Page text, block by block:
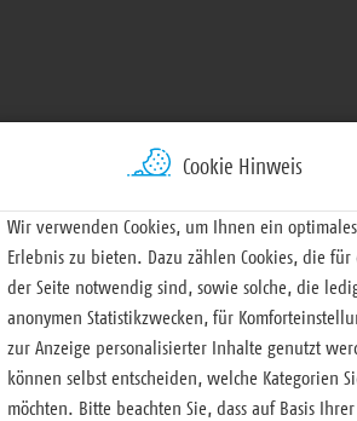
Termine Materialien
Cookie Hinweis
Wir verwenden Cookies, um Ihnen ein
Erlebnis zu bieten. Dazu zählen Cookies, die
der Seite notwendig sind, sowie solche, die
anonymen Statistikzwecken, für
zur Anzeige personalisierter Inhalte genutzt
können selbst entscheiden, welche Kategorien
möchten. Bitte beachten Sie, dass auf Basis Ihrer